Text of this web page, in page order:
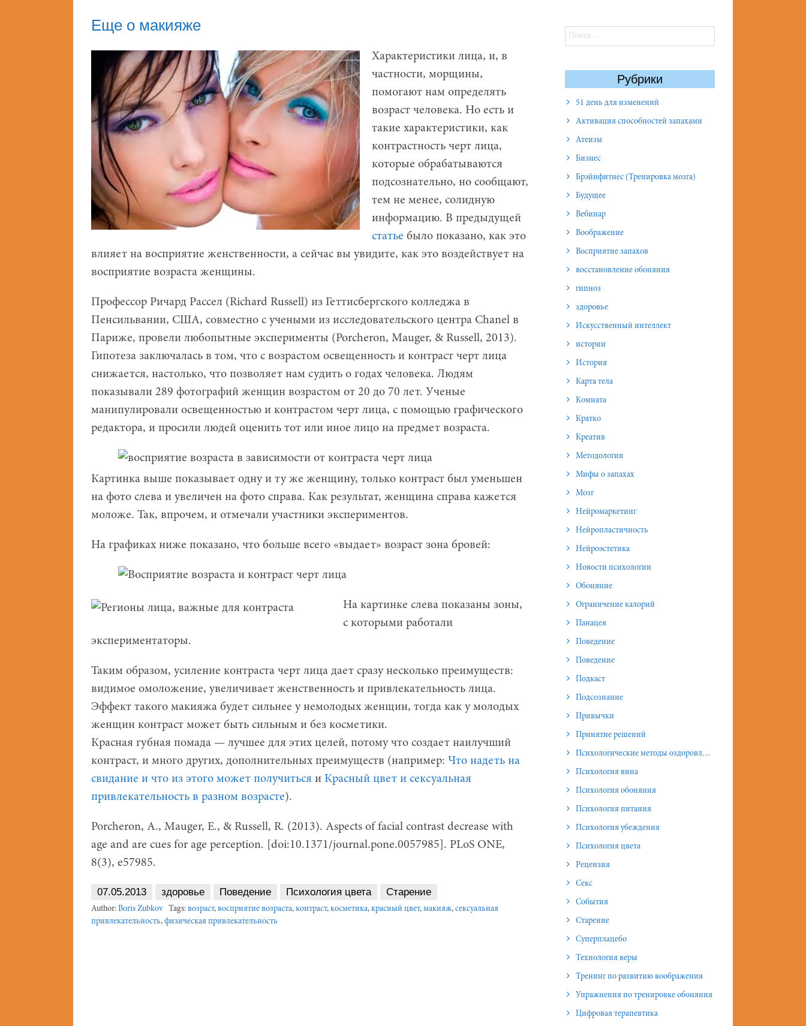
Еще о макияже
Характеристики лица, и, в
частности, морщины,
помогают нам определять
возраст человека. Но есть и
такие характеристики, как
контрастность черт лица,
которые обрабатываются
подсознательно, но сообщают,
тем не менее, солидную
информацию. В предыдущей
статье было показано, как это
влияет на восприятие женственности, а сейчас вы увидите, как это воздействует на
восприятие возраста женщины.
Профессор Ричард Рассел (Richard Russell) из Геттисбергского колледжа в
Пенсильвании, США, совместно с учеными из исследовательского центра Chanel в
Париже, провели любопытные эксперименты (Porcheron, Mauger, & Russell, 2013).
Гипотеза заключалась в том, что с возрастом освещенность и контраст черт лица
снижается, настолько, что позволяет нам судить о годах человека. Людям
показывали 289 фотографий женщин возрастом от 20 до 70 лет. Ученые
манипулировали освещенностью и контрастом черт лица, с помощью графического
редактора, и просили людей оценить тот или иное лицо на предмет возраста.
Картинка выше показывает одну и ту же женщину, только контраст был уменьшен
на фото слева и увеличен на фото справа. Как результат, женщина справа кажется
моложе. Так, впрочем, и отмечали участники экспериментов.
На графиках ниже показано, что больше всего «выдает» возраст зона бровей:
На картинке слева показаны зоны,
с которыми работали
экспериментаторы.
Таким образом, усиление контраста черт лица дает сразу несколько преимуществ:
видимое омоложение, увеличивает женственность и привлекательность лица.
Эффект такого макияжа будет сильнее у немолодых женщин, тогда как у молодых
женщин контраст может быть сильным и без косметики.
Красная губная помада — лучшее для этих целей, потому что создает наилучший
контраст, и много других, дополнительных преимуществ (например: Что надеть на
свидание и что из этого может получиться и Красный цвет и сексуальная
привлекательность в разном возрасте).
Porcheron, A., Mauger, E., & Russell, R. (2013). Aspects of facial contrast decrease with
age and are cues for age perception. [doi:10.1371/journal.pone.0057985]. PLoS ONE,
8(3), e57985.
07.05.2013 здоровье Поведение Психология цвета Старение
Author: Boris Zubkov Tags: возраст, восприятие возраста, контраст, косметика, красный цвет, макияж, сексуальная
привлекательность, физическая привлекательность
Найти:
Рубрики
51 день для изменений
Активация способностей запахами
Атеизм
Бизнес
Брэйнфитнес (Тренировка мозга)
Будущее
Вебинар
Воображение
Восприятие запахов
восстановление обоняния
гипноз
здоровье
Искусственный интеллект
истории
История
Карта тела
Комната
Кратко
Креатив
Методология
Мифы о запахах
Мозг
Нейромаркетинг
Нейропластичность
Нейроэстетика
Новости психологии
Обоняние
Ограничение калорий
Панацея
Поведение
Поведение
Подкаст
Подсознание
Привычки
Принятие решений
Психологические методы оздоровления и омоложения
Психология вина
Психология обоняния
Психология питания
Психология убеждения
Психология цвета
Рецензия
Секс
События
Старение
Суперплацебо
Технология веры
Тренинг по развитию воображения
Упражнения по тренировке обоняния
Цифровая терапевтика